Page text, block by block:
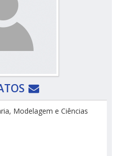
Modelagem e Ciências